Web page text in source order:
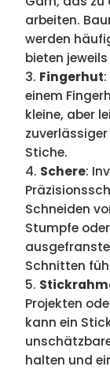
arbeiten.
werden
bieten
Fingerhut
einem
kleine, aber
Stiche.
Schere:
Schneiden
Stumpfe
Schnitten
Projekten
kann ein
halten und